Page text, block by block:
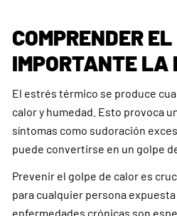
COMPRENDER
IMPORTANTE LA
El estrés térmico se produce
calor y humedad. Esto provoca
síntomas como sudoración
puede convertirse en un golpe
Prevenir el golpe de calor es
para cualquier persona
enfermedades crónicas son